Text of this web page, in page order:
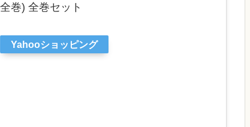
巻) 全巻セット
Yahooショッピング